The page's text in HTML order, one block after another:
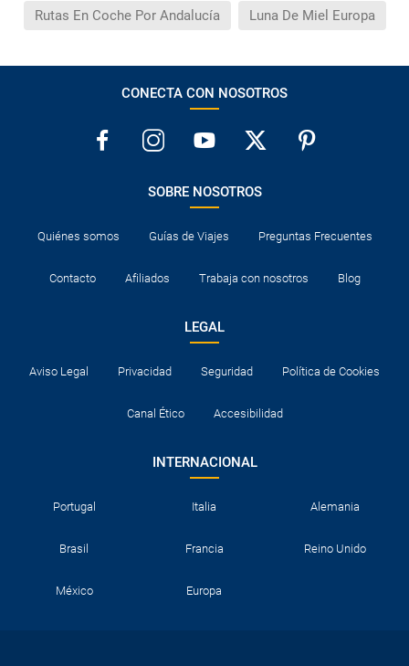
Rutas En Coche Por Andalucía Luna De Miel Europa
CONECTA CON NOSOTROS
SOBRE NOSOTROS
Quiénes somos Guías de Viajes Preguntas Frecuentes
Contacto Afiliados Trabaja con nosotros Blog
LEGAL
Aviso Legal Privacidad Seguridad Política de Cookies
Canal Ético Accesibilidad
INTERNACIONAL
Portugal Italia Alemania
Brasil Francia Reino Unido
México Europa